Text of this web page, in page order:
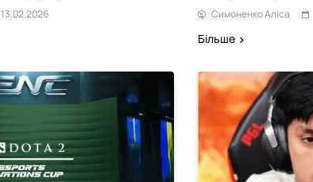
13.02.2026 Симоненко Аліса
Більше